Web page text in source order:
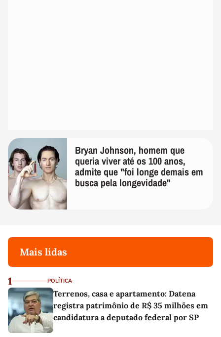
Bryan Johnson, homem que
queria viver até os 100 anos,
admite que "foi longe demais em
busca pela longevidade"
Mais lidas
1 POLÍTICA
Terrenos, casa e apartamento: Datena
registra patrimônio de R$ 35 milhões em
candidatura a deputado federal por SP